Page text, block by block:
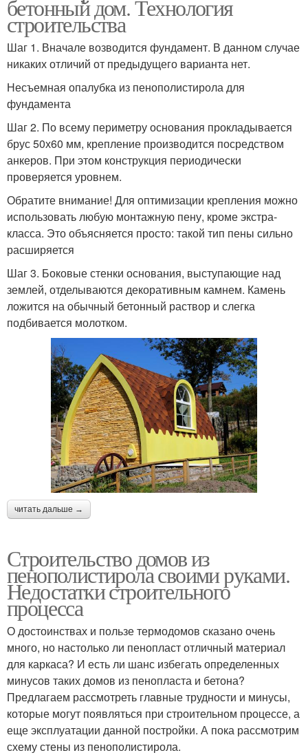
бетонный дом. Технология
строительства
Шаг 1. Вначале возводится фундамент. В данном случае
никаких отличий от предыдущего варианта нет.
Несъемная опалубка из пенополистирола для
фундамента
Шаг 2. По всему периметру основания прокладывается
брус 50х60 мм, крепление производится посредством
анкеров. При этом конструкция периодически
проверяется уровнем.
Обратите внимание! Для оптимизации крепления можно
использовать любую монтажную пену, кроме экстра-
класса. Это объясняется просто: такой тип пены сильно
расширяется
Шаг 3. Боковые стенки основания, выступающие над
землей, отделываются декоративным камнем. Камень
ложится на обычный бетонный раствор и слегка
подбивается молотком.
читать дальше →
Строительство домов из
пенополистирола своими руками.
Недостатки строительного
процесса
О достоинствах и пользе термодомов сказано очень
много, но настолько ли пенопласт отличный материал
для каркаса? И есть ли шанс избегать определенных
минусов таких домов из пенопласта и бетона?
Предлагаем рассмотреть главные трудности и минусы,
которые могут появляться при строительном процессе, а
еще эксплуатации данной постройки. А пока рассмотрим
схему стены из пенополистирола.